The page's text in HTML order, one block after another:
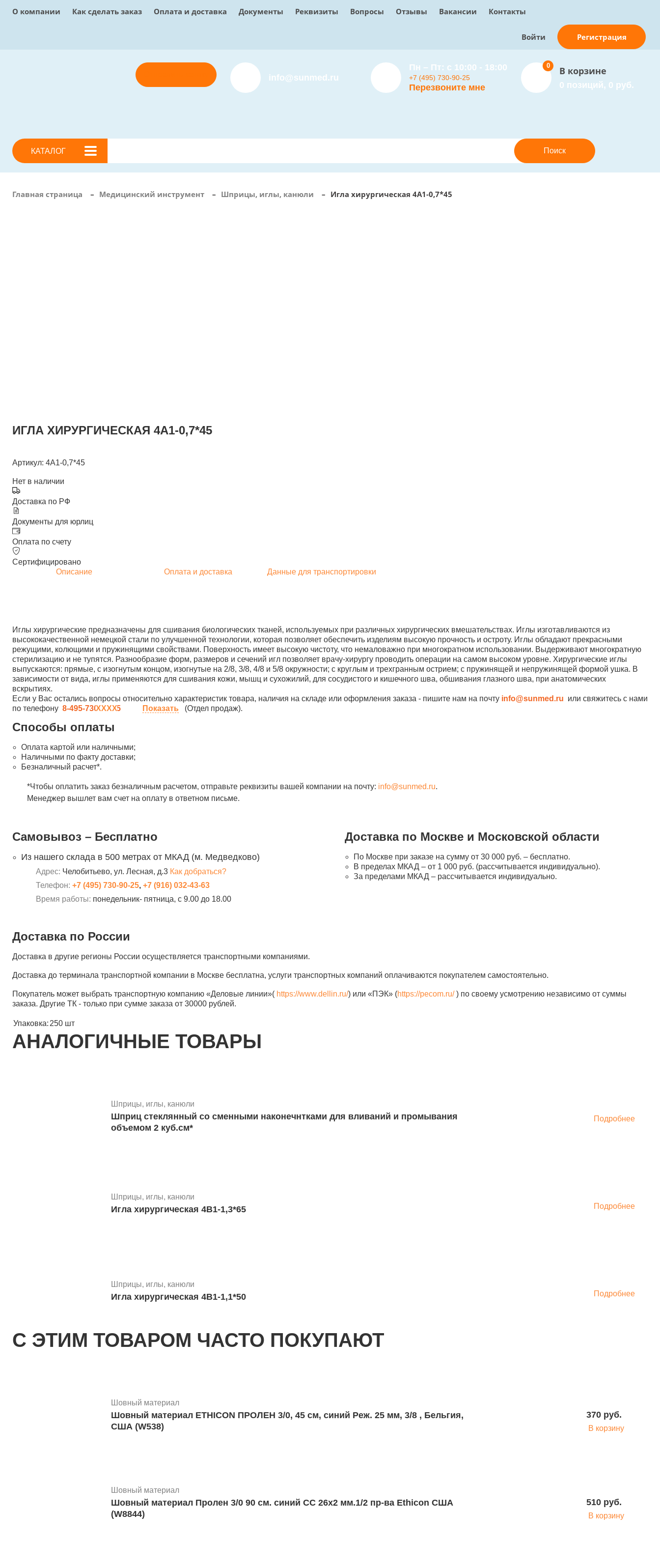
О компании Как сделать заказ Оплата и доставка Документы Реквизиты Вопросы Отзывы Вакансии Контакты
Войти Регистрация
info@sunmed.ru
Пн – Пт: с 10:00 - 18:00
+7 (495) 730-90-25
Перезвоните мне
В корзине
0 позиций, 0 руб.
0
КАТАЛОГ
Главная страница – Медицинский инструмент – Шприцы, иглы, канюли – Игла хирургическая 4А1-0,7*45
ИГЛА ХИРУРГИЧЕСКАЯ 4А1-0,7*45
Артикул: 4А1-0,7*45
Нет в наличии
Доставка по РФ
Документы для юрлиц
Оплата по счету
Сертифицировано
Описание
Оплата и доставка Данные для транспортировки
Иглы хирургические предназначены для сшивания биологических тканей, используемых при различных хирургических вмешательствах. Иглы изготавливаются из
высококачественной немецкой стали по улучшенной технологии, которая позволяет обеспечить изделиям высокую прочность и остроту. Иглы обладают прекрасными
режущими, колющими и пружинящими свойствами. Поверхность имеет высокую чистоту, что немаловажно при многократном использовании. Выдерживают многократную
стерилизацию и не тупятся. Разнообразие форм, размеров и сечений игл позволяет врачу-хирургу проводить операции на самом высоком уровне. Хирургические иглы
выпускаются: прямые, с изогнутым концом, изогнутые на 2/8, 3/8, 4/8 и 5/8 окружности; с круглым и трехгранным острием; с пружинящей и непружинящей формой ушка. В
зависимости от вида, иглы применяются для сшивания кожи, мышц и сухожилий, для сосудистого и кишечного шва, обшивания глазного шва, при анатомических
вскрытиях.
Если у Вас остались вопросы относительно характеристик товара, наличия на складе или оформления заказа - пишите нам на почту info@sunmed.ru или свяжитесь с нами
по телефону 8-495-730-90-25 Показать (Отдел продаж).
Способы оплаты
Оплата картой или наличными;
Наличными по факту доставки;
Безналичный расчет*.
*Чтобы оплатить заказ безналичным расчетом, отправьте реквизиты вашей компании на почту: info@sunmed.ru.
Менеджер вышлет вам счет на оплату в ответном письме.
Самовывоз – Бесплатно
Из нашего склада в 500 метрах от МКАД (м. Медведково)
Адрес: Челобитьево, ул. Лесная, д.3 Как добраться?
Телефон: +7 (495) 730-90-25, +7 (916) 032-43-63
Время работы: понедельник- пятница, с 9.00 до 18.00
Доставка по Москве и Московской области
По Москве при заказе на сумму от 30 000 руб. – бесплатно.
В пределах МКАД – от 1 000 руб. (рассчитывается индивидуально).
За пределами МКАД – рассчитывается индивидуально.
Доставка по России
Доставка в другие регионы России осуществляется транспортными компаниями.
Доставка до терминала транспортной компании в Москве бесплатна, услуги транспортных компаний оплачиваются покупателем самостоятельно.
Покупатель может выбрать транспортную компанию «Деловые линии»( https://www.dellin.ru/) или «ПЭК» (https://pecom.ru/) по своему усмотрению независимо от суммы
заказа. Другие ТК - только при сумме заказа от 30000 рублей.
Упаковка: 250 шт
АНАЛОГИЧНЫЕ ТОВАРЫ
Шприцы, иглы, канюли
Шприц стеклянный со сменными наконечнтками для вливаний и промывания
объемом 2 куб.см*
Подробнее
Шприцы, иглы, канюли
Игла хирургическая 4В1-1,3*65 Подробнее
Шприцы, иглы, канюли
Игла хирургическая 4В1-1,1*50 Подробнее
С ЭТИМ ТОВАРОМ ЧАСТО ПОКУПАЮТ
Шовный материал
Шовный материал ETHICON ПРОЛЕН 3/0, 45 см, синий Реж. 25 мм, 3/8 , Бельгия,
США (W538)
370 руб.
В корзину
Шовный материал
Шовный материал Пролен 3/0 90 см. синий СС 26х2 мм.1/2 пр-ва Ethicon США
(W8844)
510 руб.
В корзину